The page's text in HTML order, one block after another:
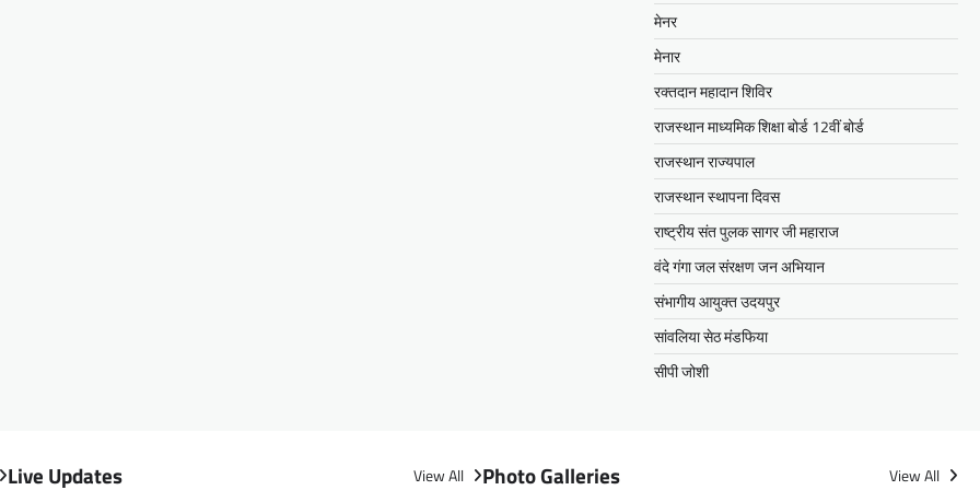
मेनर
मेनार
रक्तदान महादान शिविर
राजस्थान माध्यमिक शिक्षा बोर्ड 12वीं बोर्ड
राजस्थान राज्यपाल
राजस्थान स्थापना दिवस
राष्ट्रीय संत पुलक सागर जी महाराज
वंदे गंगा जल संरक्षण जन अभियान
संभागीय आयुक्त उदयपुर
सांवलिया सेठ मंडफिया
सीपी जोशी
Live Updates View All Photo Galleries View All